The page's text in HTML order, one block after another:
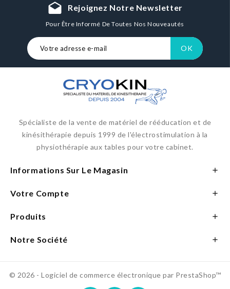
drafts Rejoignez Notre Newsletter
Pour Être Informé De Toutes Nos Nouveautés
Spécialiste de la vente de matériel de rééducation et de
kinésithérapie depuis 1999 de l'électrostimulation à la
physiothérapie aux tables pour votre cabinet.
Informations Sur Le Magasin 
Votre Compte 
Produits 
Notre Société 
© 2026 - Logiciel de commerce électronique par PrestaShop™